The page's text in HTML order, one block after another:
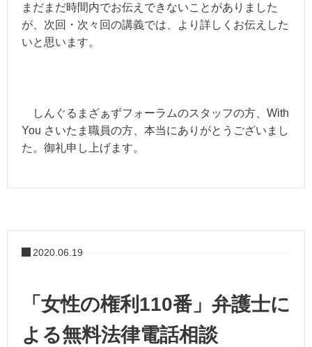
まだまだ時間内でお伝えできないことがありました
が、次回・次々回の講義では、より詳しくお伝えした
いと思います。
しんぐるまざぁずフォーラムのスタッフの方、With
You さいたま職員の方、本当にありがとうございまし
た。御礼申し上げます。
2020.06.19
「女性の権利110番」弁護士に
よる無料法律電話相談